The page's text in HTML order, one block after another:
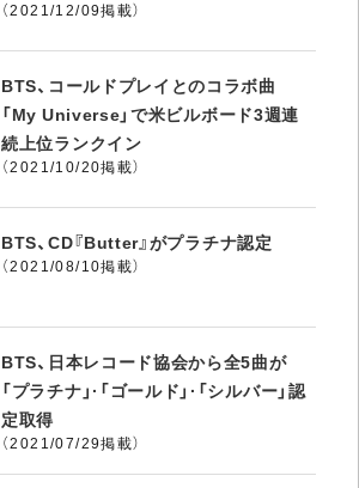
（2021/12/09掲載）
BTS、コールドプレイとのコラボ曲
「My Universe」で米ビルボード3週連
続上位ランクイン
（2021/10/20掲載）
BTS、CD『Butter』がプラチナ認定
（2021/08/10掲載）
BTS、日本レコード協会から全5曲が
「プラチナ」·「ゴールド」·「シルバー」認
定取得
（2021/07/29掲載）